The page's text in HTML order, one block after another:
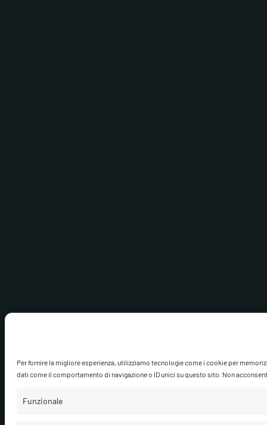
Per fornire la migliore esperienza, utilizziamo tecnologie come i cookie per
dati come il comportamento di navigazione o ID unici su questo sito. Non
Funzionale